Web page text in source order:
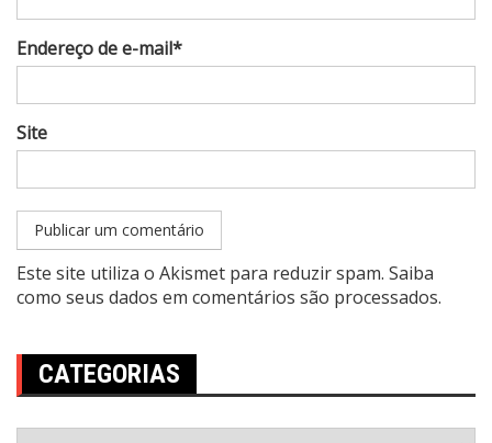
Endereço de e-mail*
Site
Este site utiliza o Akismet para reduzir spam. Saiba
como seus dados em comentários são processados.
CATEGORIAS
Categorias